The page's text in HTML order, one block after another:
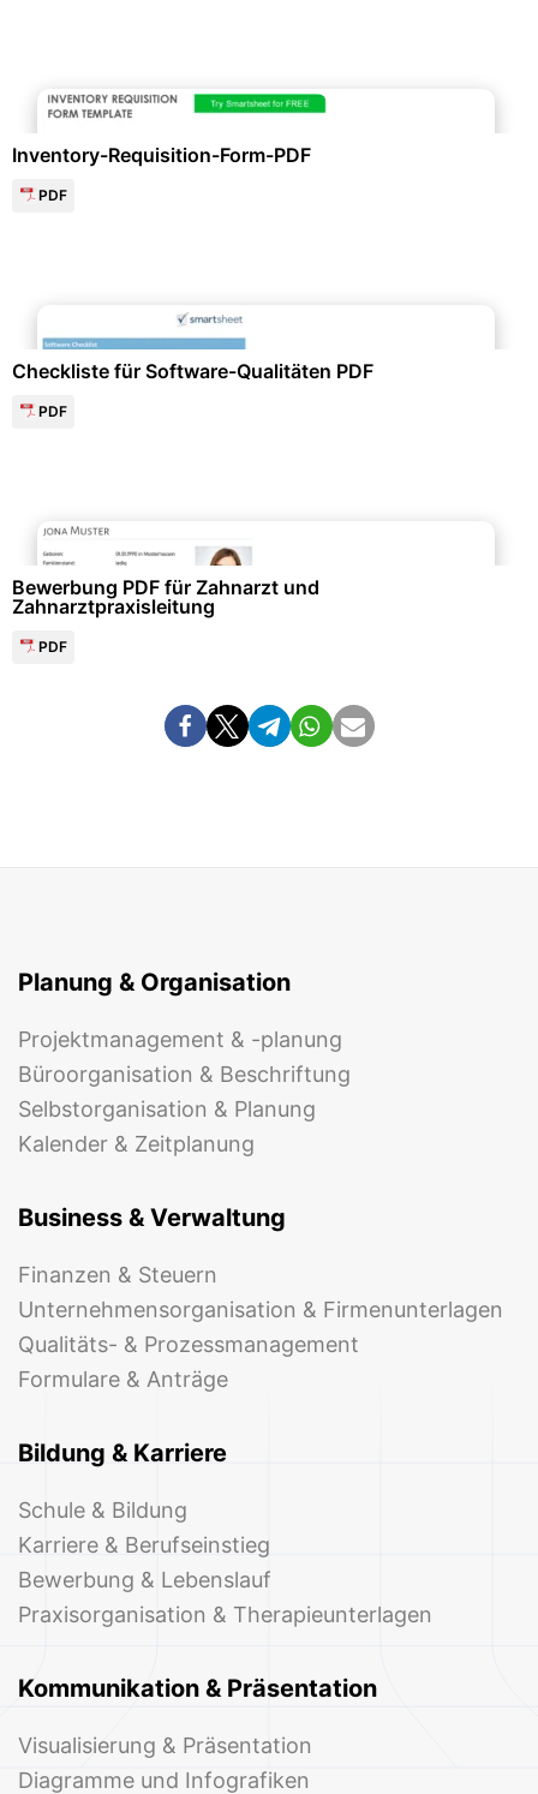
Inventory-Requisition-Form-PDF
PDF
Checkliste für Software-Qualitäten PDF
PDF
Bewerbung PDF für Zahnarzt und
Zahnarztpraxisleitung
PDF
Planung & Organisation
Projektmanagement & -planung
Büroorganisation & Beschriftung
Selbstorganisation & Planung
Kalender & Zeitplanung
Business & Verwaltung
Finanzen & Steuern
Unternehmensorganisation & Firmenunterlagen
Qualitäts- & Prozessmanagement
Formulare & Anträge
Bildung & Karriere
Schule & Bildung
Karriere & Berufseinstieg
Bewerbung & Lebenslauf
Praxisorganisation & Therapieunterlagen
Kommunikation & Präsentation
Visualisierung & Präsentation
Diagramme und Infografiken